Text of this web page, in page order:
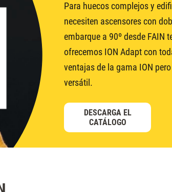
Para huecos complejos y
necesiten ascensores con
embarque a 90º desde FAIN
ofrecemos ION Adapt con
ventajas de la gama ION
versátil.
DESCARGA EL
CATÁLOGO